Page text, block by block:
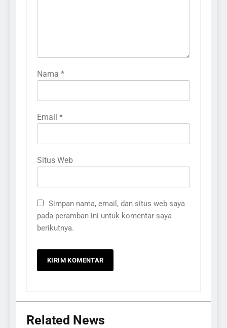
Nama *
Email *
Situs Web
Simpan nama, email, dan situs web saya
pada peramban ini untuk komentar saya
berikutnya.
Related News